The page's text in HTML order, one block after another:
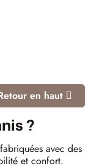
en haut
?
avec des
et confort.​